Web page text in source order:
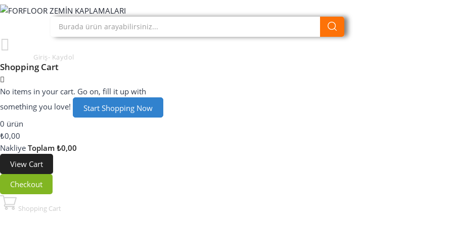
Giriş- Kaydol
Shopping Cart
No items in your cart. Go on, fill it up with
something you love!
Start Shopping Now
0 ürün
₺0,00
Nakliye Toplam ₺0,00
View Cart
Checkout
Shopping Cart